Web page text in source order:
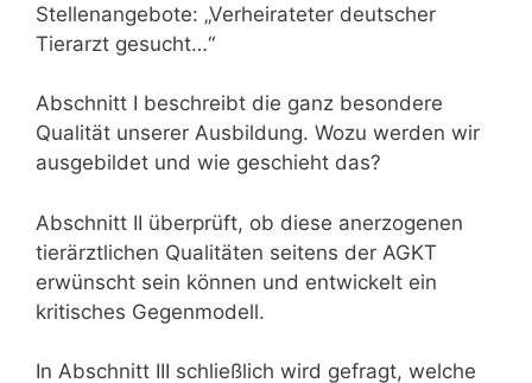
Stellenangebote: „Verheirateter deutscher
Tierarzt gesucht…“
Abschnitt I beschreibt die ganz besondere
Qualität unserer Ausbildung. Wozu werden wir
ausgebildet und wie geschieht das?
Abschnitt II überprüft, ob diese anerzogenen
tierärztlichen Qualitäten seitens der AGKT
erwünscht sein können und entwickelt ein
kritisches Gegenmodell.
In Abschnitt III schließlich wird gefragt, welche